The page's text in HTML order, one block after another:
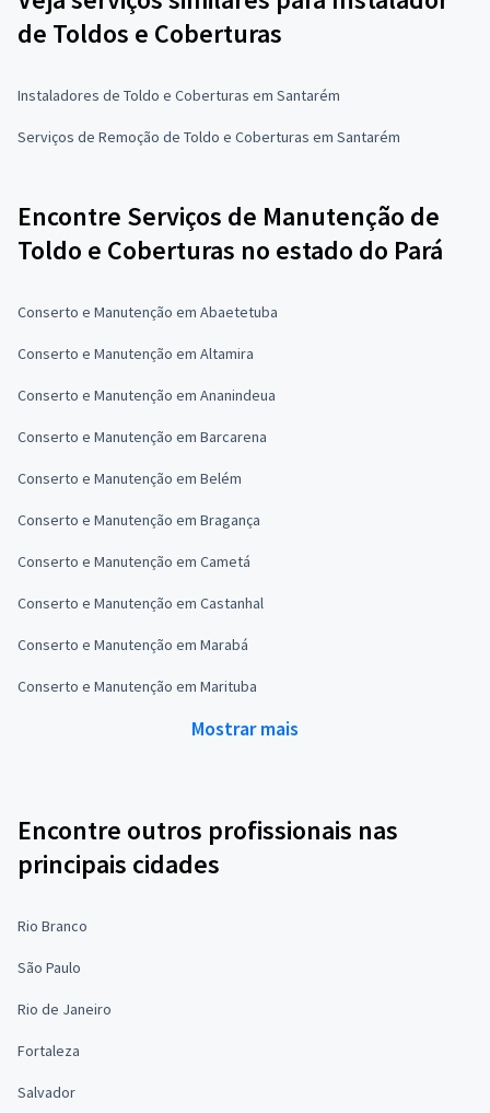
de Toldos e Coberturas
Instaladores de Toldo e Coberturas em Santarém
Serviços de Remoção de Toldo e Coberturas em Santarém
Encontre Serviços de Manutenção de
Toldo e Coberturas no estado do Pará
Conserto e Manutenção em Abaetetuba
Conserto e Manutenção em Altamira
Conserto e Manutenção em Ananindeua
Conserto e Manutenção em Barcarena
Conserto e Manutenção em Belém
Conserto e Manutenção em Bragança
Conserto e Manutenção em Cametá
Conserto e Manutenção em Castanhal
Conserto e Manutenção em Marabá
Conserto e Manutenção em Marituba
Mostrar mais
Encontre outros profissionais nas
principais cidades
Rio Branco
São Paulo
Rio de Janeiro
Fortaleza
Salvador